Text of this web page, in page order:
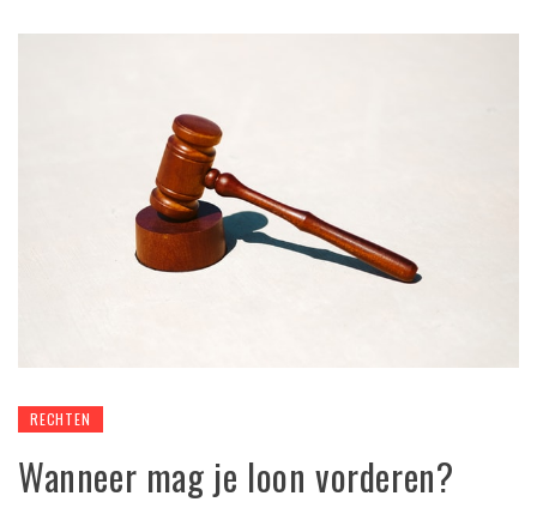
RECHTEN
Wanneer mag je loon vorderen?